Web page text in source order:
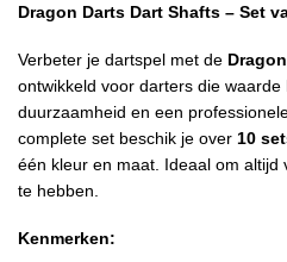
Dragon Darts Dart Shafts – Set
Verbeter je dartspel met de
ontwikkeld voor darters die waarde
duurzaamheid en een
complete set beschik je over 10
één kleur en maat. Ideaal om altijd
te hebben.
Kenmerken: